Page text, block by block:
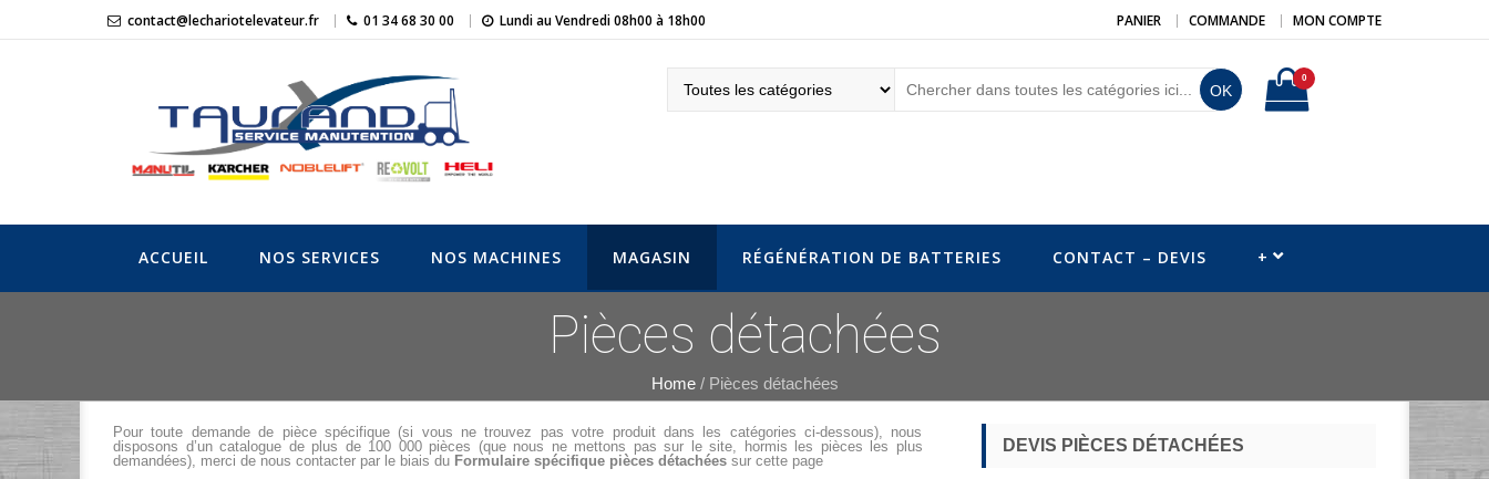
contact@lechariotelevateur.fr 01 34 68 30 00 Lundi au Vendredi 08h00 à 18h00 PANIER COMMANDE MON COMPTE
LeChariotElevateur.fr
OK
0
ACCUEIL NOS SERVICES NOS MACHINES MAGASIN RÉGÉNÉRATION DE BATTERIES CONTACT – DEVIS +
Pièces détachées
Home/ Pièces détachées
Pour toute demande de pièce spécifique (si vous ne trouvez pas votre produit dans les catégories ci-dessous), nous
disposons d’un catalogue de plus de 100 000 pièces (que nous ne mettons pas sur le site, hormis les pièces les plus
demandées), merci de nous contacter par le biais du Formulaire spécifique pièces détachées sur cette page
DEVIS PIÈCES DÉTACHÉES